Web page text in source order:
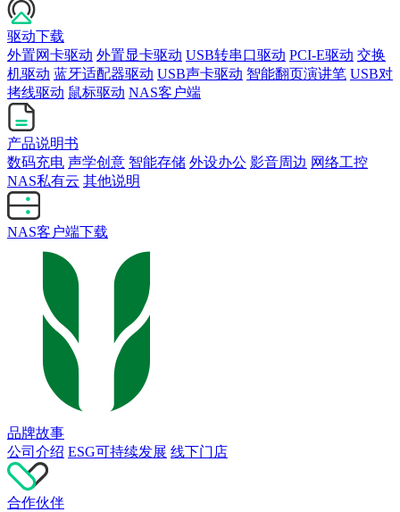
驱动下载
外置网卡驱动 外置显卡驱动 USB转串口驱动 PCI-E驱动 交换
机驱动 蓝牙适配器驱动 USB声卡驱动 智能翻页演讲笔 USB对
拷线驱动 鼠标驱动 NAS客户端
产品说明书
数码充电 声学创意 智能存储 外设办公 影音周边 网络工控
NAS私有云 其他说明
NAS客户端下载
品牌故事
公司介绍 ESG可持续发展 线下门店
合作伙伴